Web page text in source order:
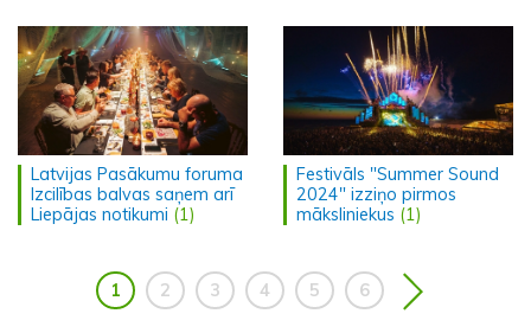
Latvijas Pasākumu foruma
Izcilības balvas saņem arī
Liepājas notikumi (1)
Festivāls "Summer Sound
2024" izziņo pirmos
māksliniekus (1)
1 2 3 4 5 6